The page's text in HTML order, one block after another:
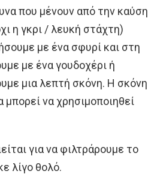
που μένουν από την καύση
η γκρι / λευκή στάχτη)
με ένα σφυρί και στη
με ένα γουδοχέρι ή
μια λεπτή σκόνη. Η σκόνη
να χρησιμοποιηθεί
για να φιλτράρουμε το
λίγο θολό.